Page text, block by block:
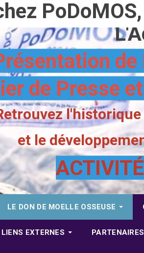
de
de Presse
et le
LE DON DE MOELLE OSSEUSE
LIENS EXTERNES PARTENAIRES